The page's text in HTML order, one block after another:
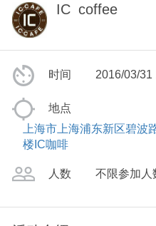
IC_coffee
时间 2016/03/31
地点
上海市上海浦东新区碧波
楼IC咖啡
人数 不限参加人